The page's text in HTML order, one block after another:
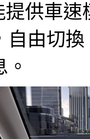
提供車
自由切